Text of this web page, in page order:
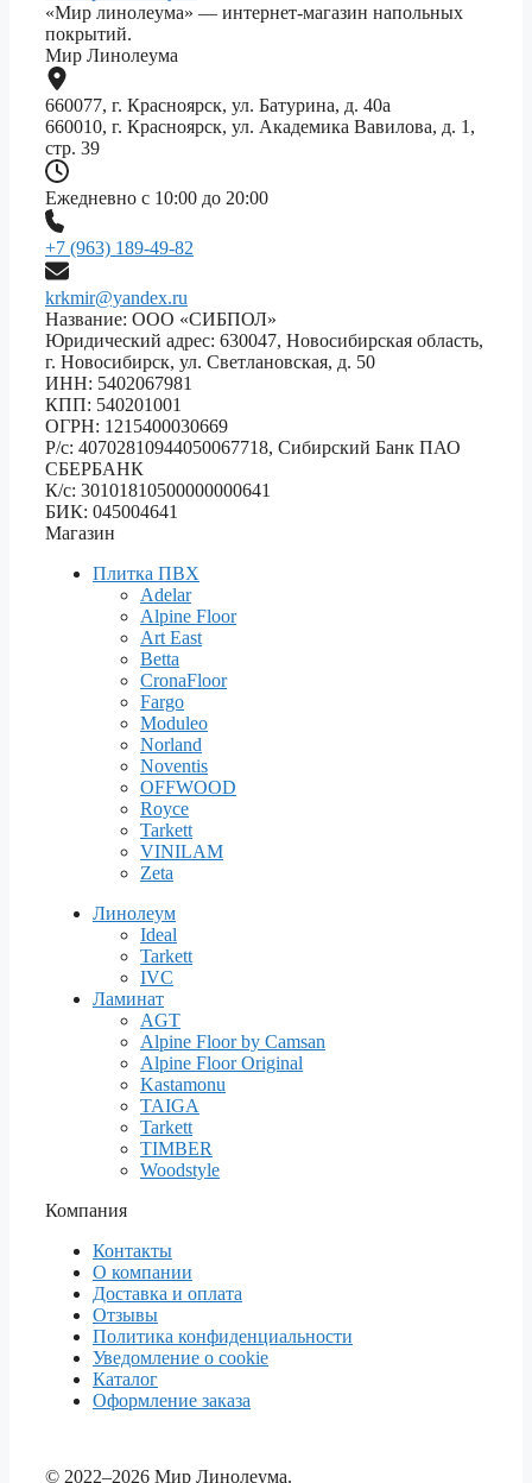
«Мир линолеума» — интернет-магазин напольных
покрытий.
Мир Линолеума
660077, г. Красноярск, ул. Батурина, д. 40а
660010, г. Красноярск, ул. Академика Вавилова, д. 1,
стр. 39
Ежедневно с 10:00 до 20:00
+7 (963) 189-49-82
krkmir@yandex.ru
Название: ООО «СИБПОЛ»
Юридический адрес: 630047, Новосибирская область,
г. Новосибирск, ул. Светлановская, д. 50
ИНН: 5402067981
КПП: 540201001
ОГРН: 1215400030669
Р/с: 40702810944050067718, Сибирский Банк ПАО
СБЕРБАНК
К/с: 30101810500000000641
БИК: 045004641
Магазин
Плитка ПВХ
Adelar
Alpine Floor
Art East
Betta
CronaFloor
Fargo
Moduleo
Norland
Noventis
OFFWOOD
Royce
Tarkett
VINILAM
Zeta
Линолеум
Ideal
Tarkett
IVC
Ламинат
AGT
Alpine Floor by Camsan
Alpine Floor Original
Kastamonu
TAIGA
Tarkett
TIMBER
Woodstyle
Компания
Контакты
О компании
Доставка и оплата
Отзывы
Политика конфиденциальности
Уведомление о cookie
Каталог
Оформление заказа
© 2022–2026 Мир Линолеума.